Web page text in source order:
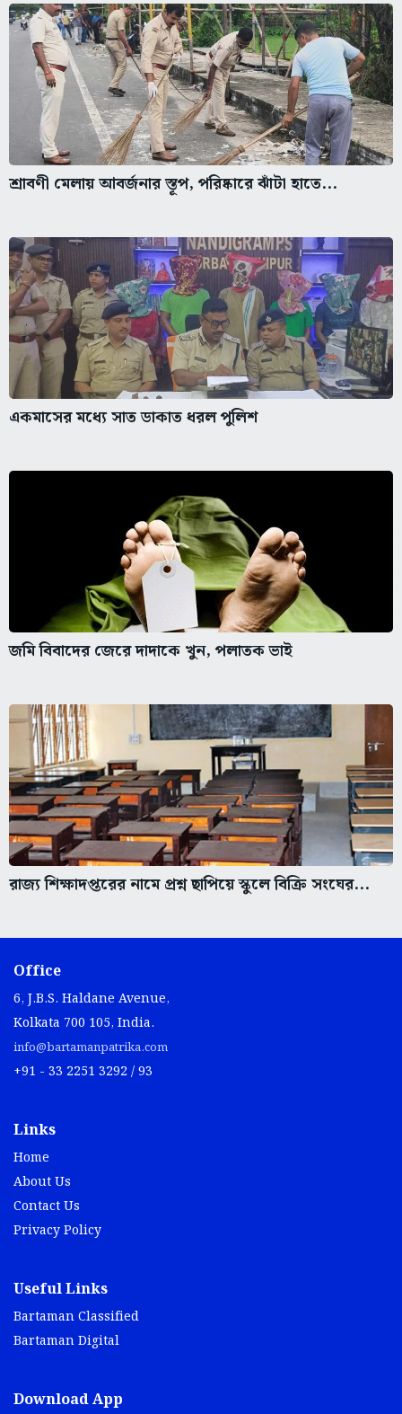
শ্রাবণী মেলায় আবর্জনার স্তূপ, পরিষ্কারে ঝাঁটা হাতে...
একমাসের মধ্যে সাত ডাকাত ধরল পুলিশ
জমি বিবাদের জেরে দাদাকে খুন, পলাতক ভাই
রাজ্য শিক্ষাদপ্তরের নামে প্রশ্ন ছাপিয়ে স্কুলে বিক্রি সংঘের...
Office
6, J.B.S. Haldane Avenue,
Kolkata 700 105, India.
info@bartamanpatrika.com
+91 - 33 2251 3292 / 93
Links
Home
About Us
Contact Us
Privacy Policy
Useful Links
Bartaman Classified
Bartaman Digital
Download App